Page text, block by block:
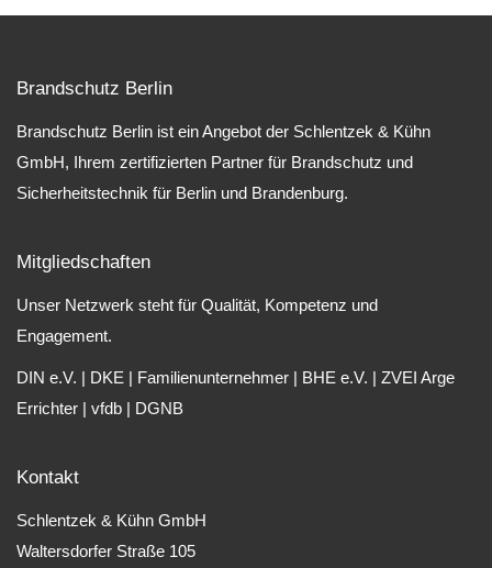
Brandschutz Berlin
Brandschutz Berlin ist ein Angebot der Schlentzek & Kühn
GmbH, Ihrem zertifizierten Partner für Brandschutz und
Sicherheitstechnik für Berlin und Brandenburg.
Mitgliedschaften
Unser Netzwerk steht für Qualität, Kompetenz und
Engagement.
DIN e.V. | DKE | Familienunternehmer | BHE e.V. | ZVEI Arge
Errichter | vfdb | DGNB
Kontakt
Schlentzek & Kühn GmbH
Waltersdorfer Straße 105